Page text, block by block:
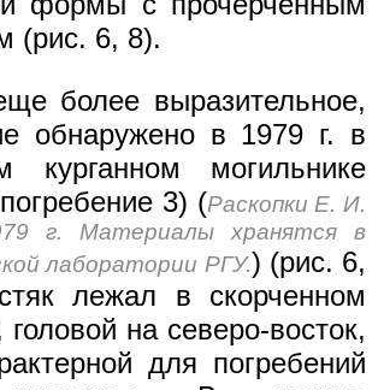
(рис. 6, 8).
более выразительное,
обнаружено в 1979 г. в
курганном могильнике
3) (Раскопки Е. И.
г. Материалы хранятся в
лаборатории РГУ.) (рис. 6,
лежал в скорченном
на северо-восток,
для погребений